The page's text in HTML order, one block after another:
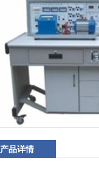
产品详情